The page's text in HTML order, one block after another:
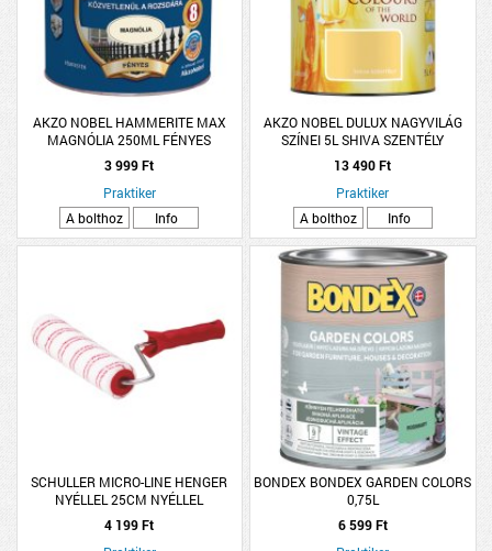
AKZO NOBEL HAMMERITE MAX
MAGNÓLIA 250ML FÉNYES
3 999 Ft
Praktiker
A bolthoz
Info
AKZO NOBEL DULUX NAGYVILÁG
SZÍNEI 5L SHIVA SZENTÉLY
13 490 Ft
Praktiker
A bolthoz
Info
SCHULLER MICRO-LINE HENGER
NYÉLLEL 25CM NYÉLLEL
4 199 Ft
BONDEX BONDEX GARDEN COLORS
0,75L
6 599 Ft